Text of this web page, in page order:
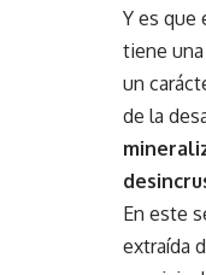
Y es que
tiene
un
de la
En este
extraída